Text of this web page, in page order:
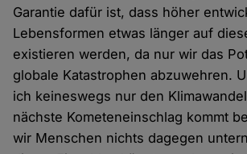
Garantie dafür ist, dass höher
Lebensformen etwas länger auf
existieren werden, da nur wir das
globale Katastrophen abzuwehren.
ich keineswegs nur den
nächste Kometeneinschlag kommt
wir Menschen nichts dagegen